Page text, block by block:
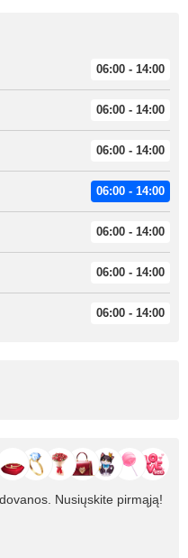
06:00 - 14:00
06:00 - 14:00
06:00 - 14:00
06:00 - 14:00
06:00 - 14:00
06:00 - 14:00
06:00 - 14:00
Nusiųskite pirmąją!